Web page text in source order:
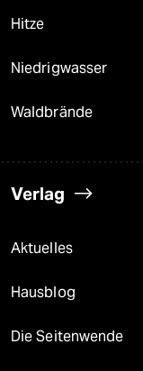
Hitze
Niedrigwasser
Waldbrände
Verlag
Aktuelles
Hausblog
Die Seitenwende